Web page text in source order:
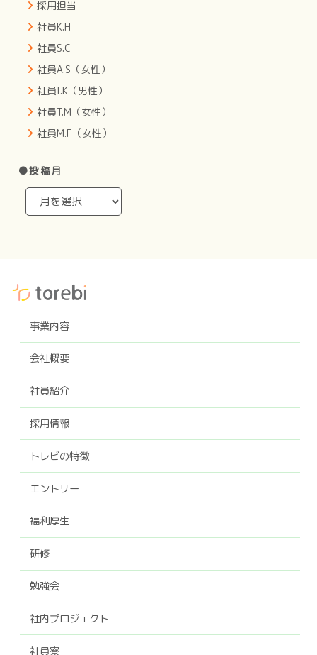
採用担当
社員K.H
社員S.C
社員A.S（女性）
社員I.K（男性）
社員T.M（女性）
社員M.F（女性）
●投稿月
事業内容
会社概要
社員紹介
採用情報
トレビの特徴
エントリー
福利厚生
研修
勉強会
社内プロジェクト
社員寮